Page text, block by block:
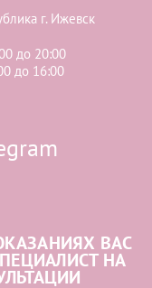
г. Ижевск
до 20:00
до 16:00
ВАС
НА